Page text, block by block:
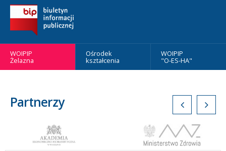
WOIPIP
Żelazna
Ośrodek
kształcenia
WOIPIP
"O-ES-HA"
Partnerzy